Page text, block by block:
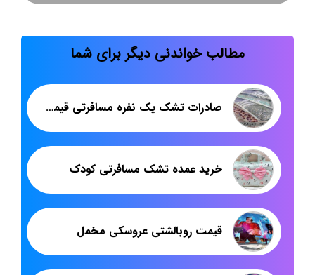
مطالب خواندنی دیگر برای شما
صادرات تشک یک نفره مسافرتی قیمت کارخانه
خرید عمده تشک مسافرتی کودک
قیمت روبالشتی عروسکی مخمل